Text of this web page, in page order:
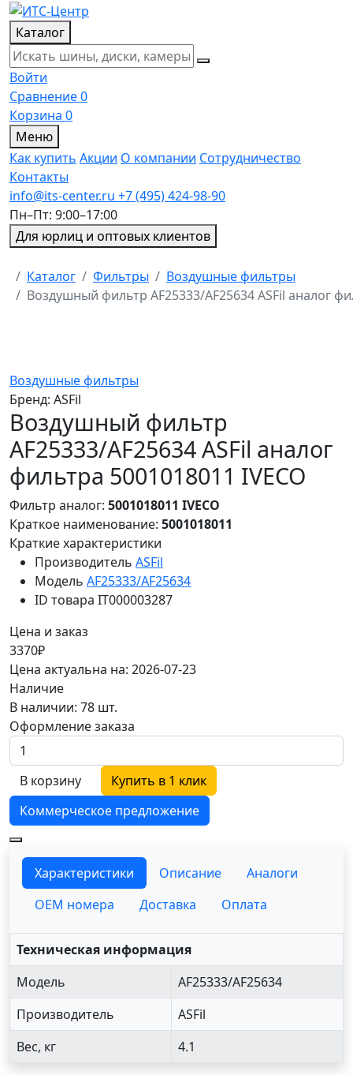
Каталог
Войти
Сравнение0
Корзина 0
Меню
Как купить Акции О компании Сотрудничество
Контакты
info@its-center.ru +7 (495) 424-98-90
Пн–Пт: 9:00–17:00
Для юрлиц и оптовых клиентов
Главная
Каталог Фильтры
Воздушные фильтры
Воздушный фильтр AF25333/AF25634 ASFil аналог
Воздушные фильтры
Бренд: ASFil
Воздушный фильтр
AF25333/AF25634 ASFil аналог
фильтра 5001018011 IVECO
Фильтр аналог: 5001018011 IVECO
Краткое наименование: 5001018011
Краткие характеристики
Производитель ASFil
Модель AF25333/AF25634
ID товара IT000003287
Цена и заказ
3370₽
Цена актуальна на: 2026-07-23
Наличие
В наличии: 78 шт.
Оформление заказа
В корзину
Купить в 1 клик
Коммерческое предложение
Характеристики Описание
Аналоги
OEM номера
Доставка Оплата
Техническая информация
Модель
AF25333/AF25634
Производитель
ASFil
Вес, кг
4.1